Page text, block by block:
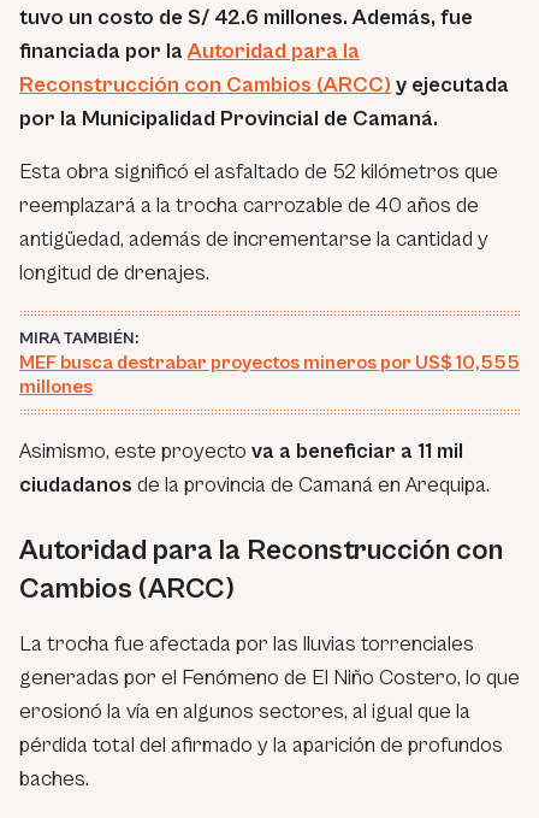
tuvo un costo de S/ 42.6 millones. Además, fue
financiada por laAutoridad para la
Reconstrucción con Cambios (ARCC) y ejecutada
por la Municipalidad Provincial de Camaná.
Esta obra significó el asfaltado de 52 kilómetros que
reemplazará a la trocha carrozable de 40 años de
antigüedad, además de incrementarse la cantidad y
longitud de drenajes.
MIRA TAMBIÉN:
MEF busca destrabar proyectos mineros por US$ 10,555
millones
Asimismo, este proyecto va a beneficiar a 11 mil
ciudadanos de la provincia de Camaná en Arequipa.
Autoridad para la Reconstrucción con
Cambios (ARCC)
La trocha fue afectada por las lluvias torrenciales
generadas por el Fenómeno de El Niño Costero, lo que
erosionó la vía en algunos sectores, al igual que la
pérdida total del afirmado y la aparición de profundos
baches.